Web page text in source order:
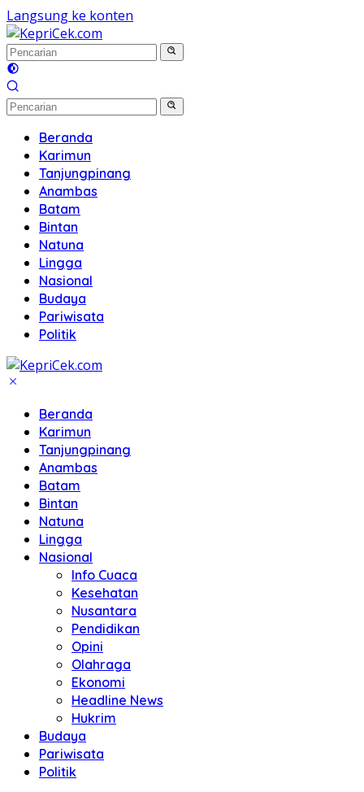
Langsung ke konten
Beranda
Karimun
Tanjungpinang
Anambas
Batam
Bintan
Natuna
Lingga
Nasional
Budaya
Pariwisata
Politik
Beranda
Karimun
Tanjungpinang
Anambas
Batam
Bintan
Natuna
Lingga
Nasional
Info Cuaca
Kesehatan
Nusantara
Pendidikan
Opini
Olahraga
Ekonomi
Headline News
Hukrim
Budaya
Pariwisata
Politik